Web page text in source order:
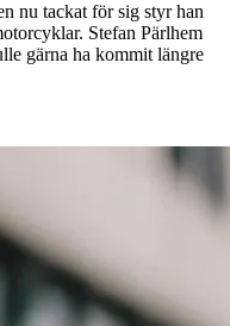
nu tackat för sig styr han
Stefan Pärlhem
gärna ha kommit längre